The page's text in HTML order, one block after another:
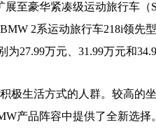
至豪华紧凑级运动旅行车（
2系运动旅行车218i领先
27.99万元、31.99万元和
生活方式的人群。较高的
产品阵容中提供了全新选择